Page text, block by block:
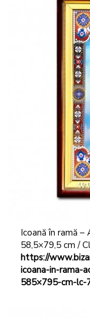
Icoană în ramă
58,5×79,5 cm /
https://
icoana-in-rama-
585×795-cm-lc-